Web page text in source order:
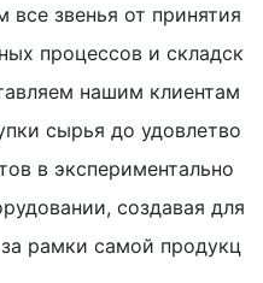
звенья от принятия
процессов и складск
нашим клиентам
сырья до удовлетво
в экспериментально
создавая для
рамки самой продукц